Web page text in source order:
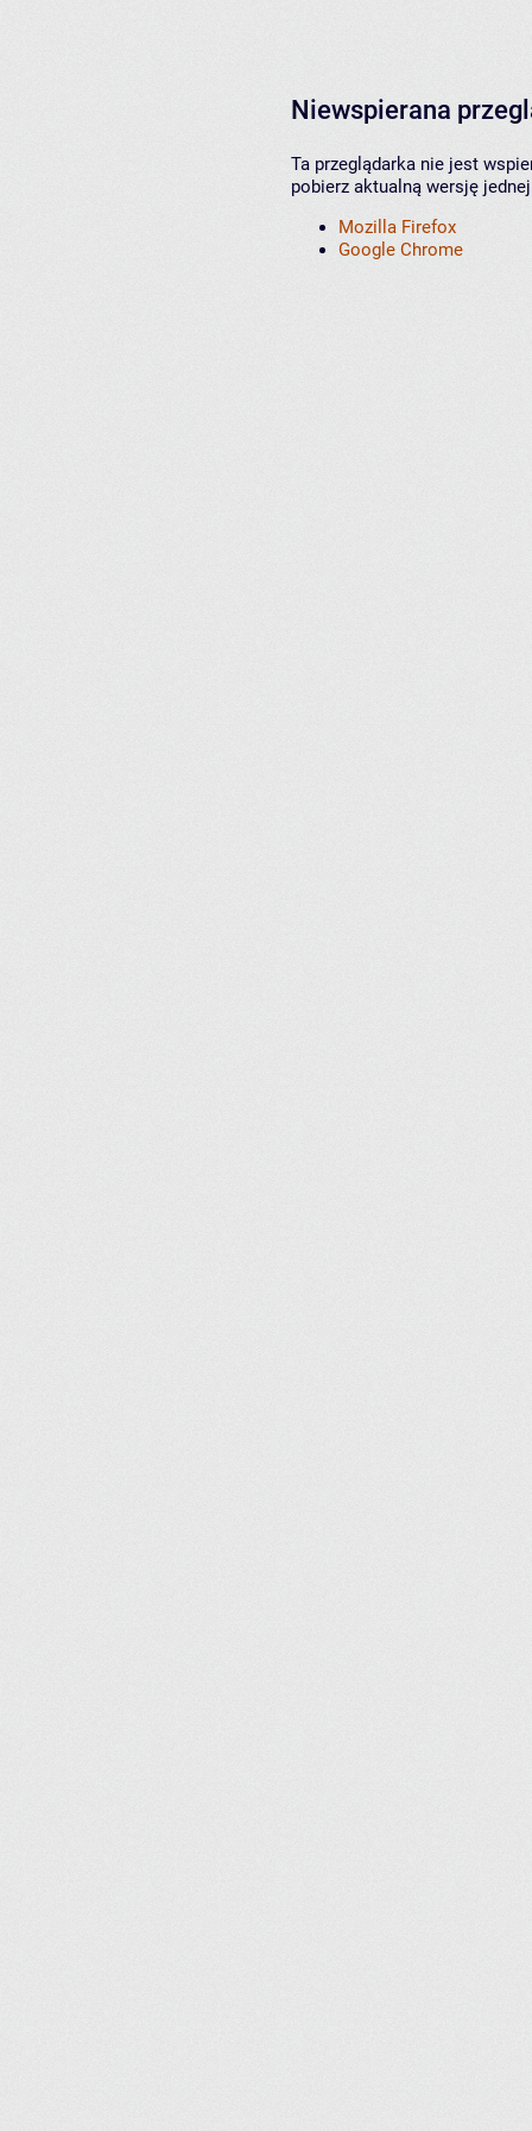
Niewspierana
Ta przeglądarka nie jest
pobierz aktualną wersję
Mozilla Firefox
Google Chrome